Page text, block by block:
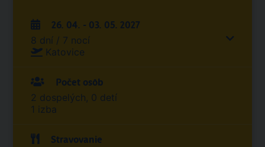
26. 04. - 03. 05. 2027
8 dní / 7 nocí
Katovice
Počet osôb
2 dospelých, 0 detí
1 izba
Stravovanie